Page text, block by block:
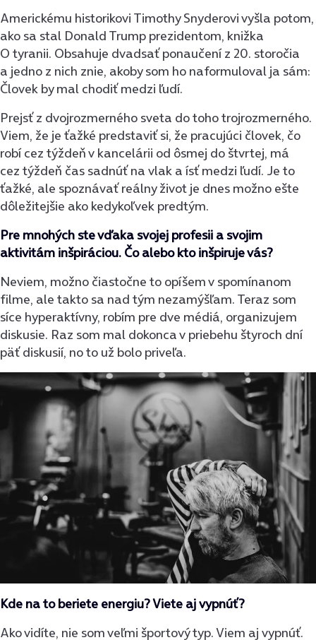
Americkému historikovi Timothy Snyderovi vyšla potom,
ako sa stal Donald Trump prezidentom, knižka
O tyranii. Obsahuje dvadsať ponaučení z 20. storočia
a jedno z nich znie, akoby som ho naformuloval ja sám:
Človek by mal chodiť medzi ľudí.
Prejsť z dvojrozmerného sveta do toho trojrozmerného.
Viem, že je ťažké predstaviť si, že pracujúci človek, čo
robí cez týždeň v kancelárii od ôsmej do štvrtej, má
cez týždeň čas sadnúť na vlak a ísť medzi ľudí. Je to
ťažké, ale spoznávať reálny život je dnes možno ešte
dôležitejšie ako kedykoľvek predtým.
Pre mnohých ste vďaka svojej profesii a svojim
aktivitám inšpiráciou. Čo alebo kto inšpiruje vás?
Neviem, možno čiastočne to opíšem v spomínanom
filme, ale takto sa nad tým nezamýšľam. Teraz som
síce hyperaktívny, robím pre dve médiá, organizujem
diskusie. Raz som mal dokonca v priebehu štyroch dní
päť diskusií, no to už bolo priveľa.
Kde na to beriete energiu? Viete aj vypnúť?
Ako vidíte, nie som veľmi športový typ. Viem aj vypnúť.